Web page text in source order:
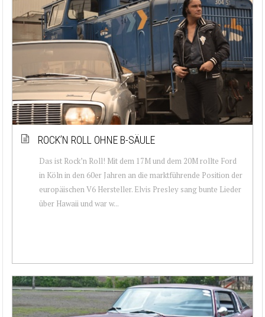
ROCK’N ROLL OHNE B-SÄULE
Das ist Rock’n Roll! Mit dem 17M und dem 20M rollte Ford
in Köln in den 60er Jahren an die marktführende Position der
europäischen V6 Hersteller. Elvis Presley sang bunte Lieder
über Hawaii und war w...